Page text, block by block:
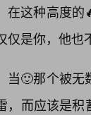
在这种高度的
仅是你，他也
当🙂那个被
，而应该是积